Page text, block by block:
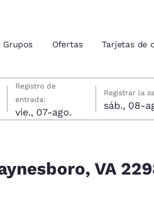
actuales
Grupos Ofertas Tarjetas de
viernes, 7 de agosto
Registro de
entrada:
vie., 07-ago.
sábado, 8 de agosto
Registrar la
sáb., 08-
sábado, 8 de agosto fecha de
viernes, 7 de agosto fecha de
VA